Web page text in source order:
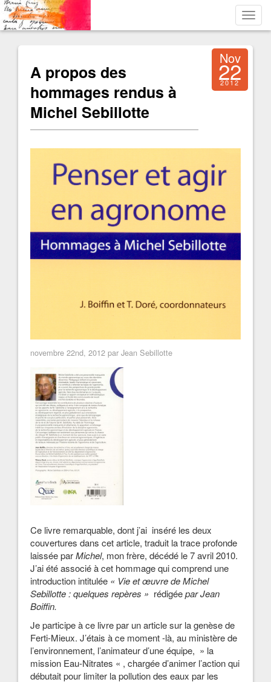
A propos des
hommages rendus à
Michel Sebillotte
Nov
22
2012
novembre 22nd, 2012 par Jean Sebillotte
Ce livre remarquable, dont j’ai inséré les deux
couvertures dans cet article, traduit la trace profonde
laissée parMichel, mon frère, décédé le 7 avril 2010.
J’ai été associé à cet hommage qui comprend une
introduction intitulée « Vie et œuvre de Michel
Sebillotte : quelques repères » rédigéepar Jean
Boiffin.
Je participe à ce livre par un article sur la genèse de
Ferti-Mieux. J’étais à ce moment -là, au ministère de
l’environnement, l’animateur d’une équipe, » la
mission Eau-Nitrates « , chargée d’animer l’action qui
débutait pour limiter la pollution des eaux par les